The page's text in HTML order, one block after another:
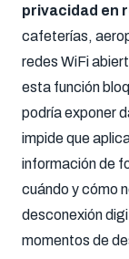
privacidad en
cafeterías,
redes WiFi
esta función
podría exponer
impide que
información de
cuándo y cómo
desconexión
momentos de